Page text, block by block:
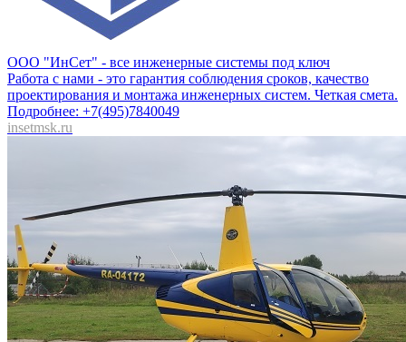
ООО "ИнСет" - все инженерные системы под ключ
Работа с нами - это гарантия соблюдения сроков, качество
проектирования и монтажа инженерных систем. Четкая смета.
Подробнее: +7(495)7840049
insetmsk.ru